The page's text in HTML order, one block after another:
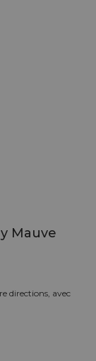
Mauve
directions, avec